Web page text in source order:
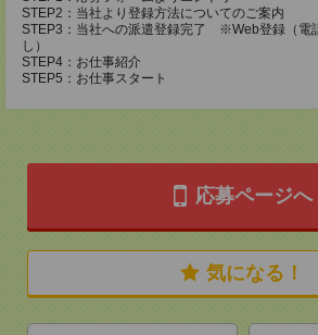
STEP2：当社より登録方法についてのご案内
STEP3：当社への派遣登録完了 ※Web登録（電
し）
STEP4：お仕事紹介
STEP5：お仕事スタート
応募ページへ
気になる！